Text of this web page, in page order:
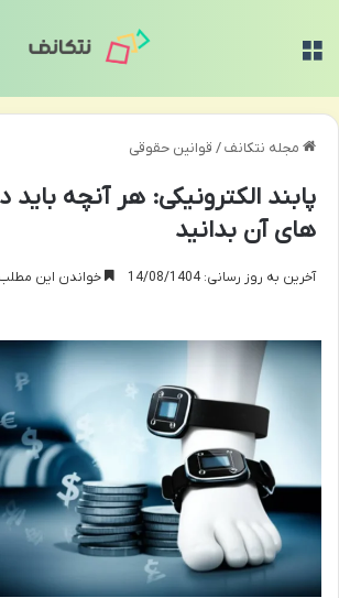
مجله نتکانف/ قوانین حقوقی
پابند الکترونیکی: هر آنچه باید
های آن بدانید
آخرین به روز رسانی: 14/08/1404 خواندن این مطلب 14 دقیقه زمان